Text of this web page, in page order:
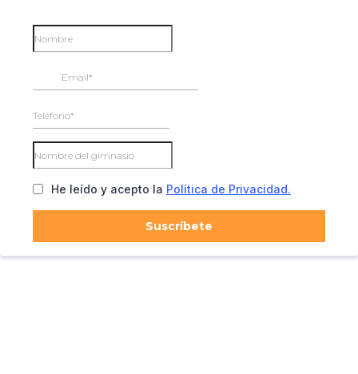
He leído y acepto la Política de Privacidad.
Suscríbete